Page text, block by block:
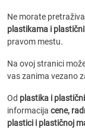
Ne morate
plastikama i
pravom mestu.
Na ovoj stranici
vas zanima vezano
Od plastika i
informacija cene,
plastici i plastičnoj